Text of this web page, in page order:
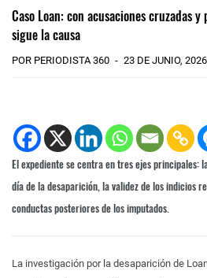
Caso Loan: con acusaciones cruzadas
sigue la causa
POR PERIODISTA 360 23 DE JUNIO, 2026
El expediente se centra en tres ejes
día de la desaparición, la validez de los indicios
conductas posteriores de los imputados.
La investigación por la desaparición de